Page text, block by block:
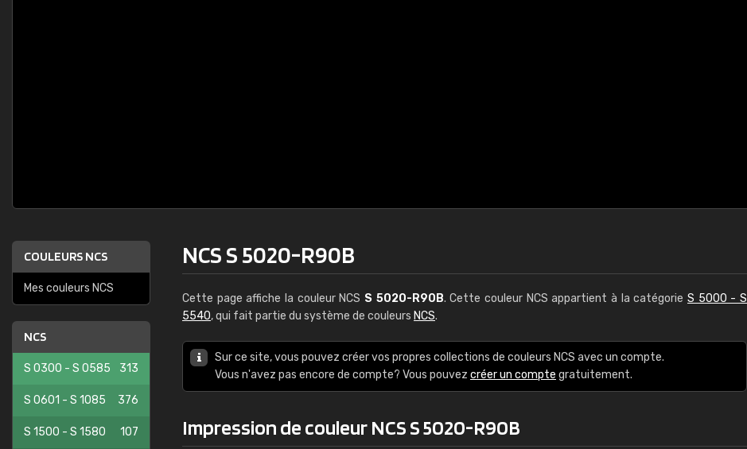
COULEURS NCS
Mes couleurs NCS
NCS
S 0300 - S 0585 313
S 0601 - S 1085 376
S 1500 - S 1580 107
NCS S 5020-R90B
Cette page affiche la couleur NCS S 5020-R90B. Cette couleur NCS appartient à la catégorieS 5000 - S
5540, qui fait partie du système de couleurs NCS.
Sur ce site, vous pouvez créer vos propres collections de couleurs NCS avec un compte.
Vous n'avez pas encore de compte? Vous pouvez créer un compte gratuitement.
Impression de couleur NCS S 5020-R90B